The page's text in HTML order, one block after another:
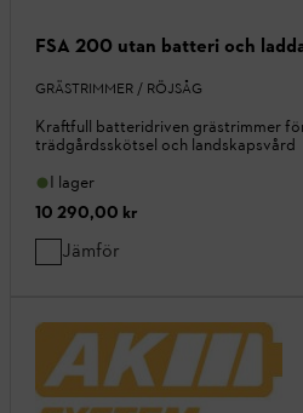
FSA 200 utan batteri och
GRÄSTRIMMER / RÖJSÅG
Kraftfull batteridriven grästrimmer
trädgårdsskötsel och landskapsvård
I lager
10 290,00 kr
Jämför